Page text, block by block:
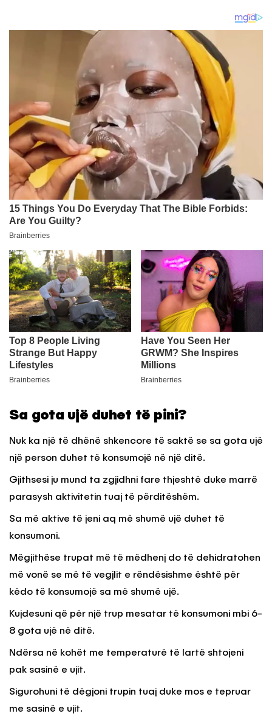
Sa gota ujë duhet të pini?
Nuk ka një të dhënë shkencore të saktë se sa gota ujë
një person duhet të konsumojë në një ditë.
Gjithsesi ju mund ta zgjidhni fare thjeshtë duke marrë
parasysh aktivitetin tuaj të përditëshëm.
Sa më aktive të jeni aq më shumë ujë duhet të
konsumoni.
Mëgjithëse trupat më të mëdhenj do të dehidratohen
më vonë se më të vegjlit e rëndësishme është për
këdo të konsumojë sa më shumë ujë.
Kujdesuni që për një trup mesatar të konsumoni mbi 6-
8 gota ujë në ditë.
Ndërsa në kohët me temperaturë të lartë shtojeni
pak sasinë e ujit.
Sigurohuni të dëgjoni trupin tuaj duke mos e tepruar
me sasinë e ujit.